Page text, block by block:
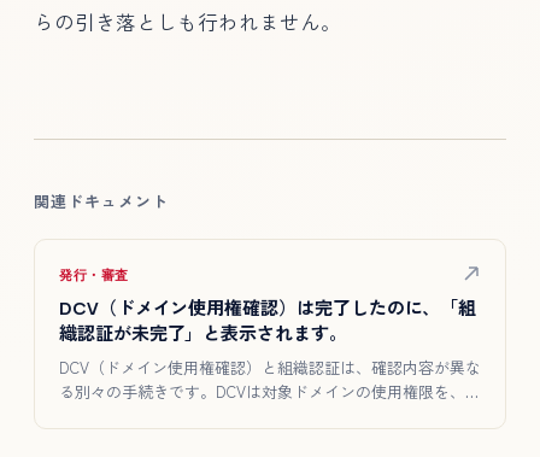
らの引き落としも行われません。
関連ドキュメント
発行・審査
DCV（ドメイン使用権確認）は完了したのに、「組
織認証が未完了」と表示されます。
DCV（ドメイン使用権確認）と組織認証は、確認内容が異な
る別々の手続きです。DCVは対象ドメインの使用権限を、組